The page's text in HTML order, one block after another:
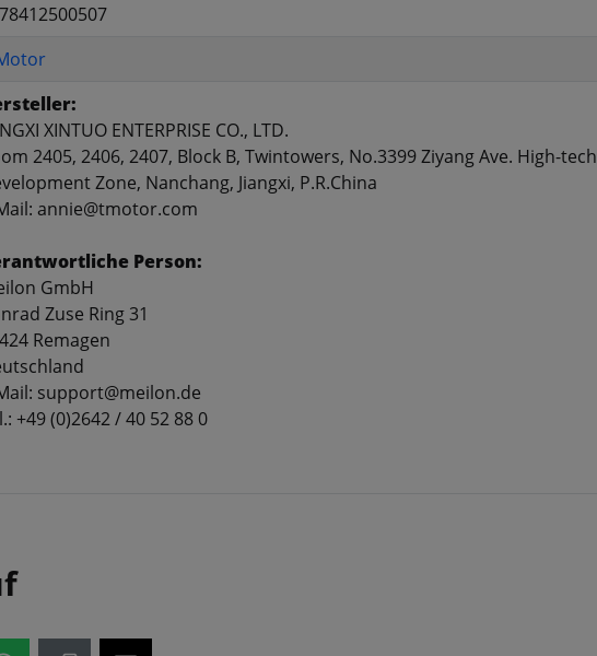
XINTUO ENTERPRISE CO., LTD.
2405, 2406, 2407, Block B, Twintowers, No.3399 Ziyang Ave. High-tech
Zone, Nanchang, Jiangxi, P.R.China
annie@tmotor.com
Person:
GmbH
Zuse Ring 31
Remagen
support@meilon.de
+49 (0)2642 / 40 52 88 0